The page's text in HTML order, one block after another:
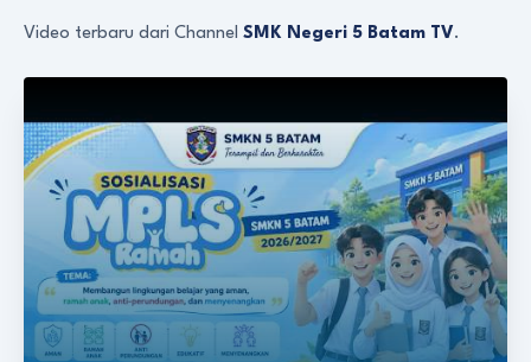
Video terbaru dari Channel SMK Negeri 5 Batam TV.